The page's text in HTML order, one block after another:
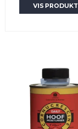
VIS PRODUKT